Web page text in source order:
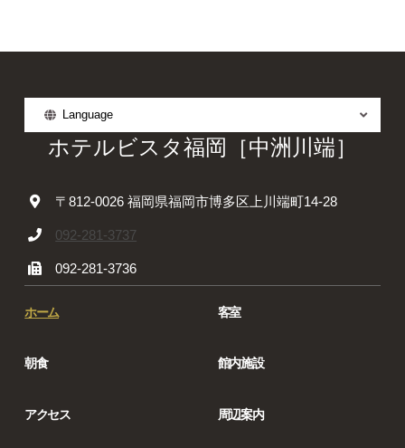
Language
ホテルビスタ福岡［中洲川端］
〒812-0026 福岡県福岡市博多区上川端町14-28
092-281-3737
092-281-3736
ホーム 客室
朝食 館内施設
アクセス 周辺案内